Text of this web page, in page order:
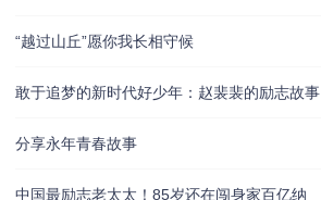
“越过山丘”愿你我长相守候
敢于追梦的新时代好少年：赵裴裴的励志故事
分享永年青春故事
中国最励志老太太！85岁还在闯身家百亿纳